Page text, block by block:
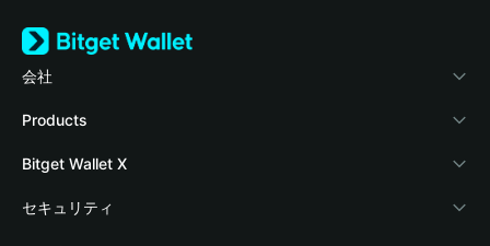
会社
Bitget Walletについて
ブログ
アカデミー
Products
Crypto Card
Stablecoin Earn
Bitget Wallet X
デベロッパー
セキュリティ